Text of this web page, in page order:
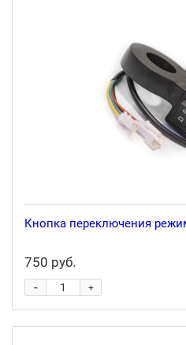
Кнопка переключения
750 руб.
+
-